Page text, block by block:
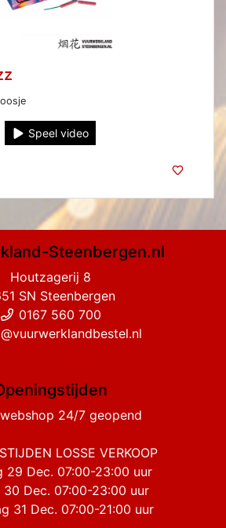
Speel video
Steenbergen.nl
Houtzagerij 8
SN Steenbergen
0167 560 700
24/7 geopend
LOSSE VERKOOP
29 Dec. 07:00-23:00 uur
30 Dec. 07:00-23:00 uur
31 Dec. 07:00-21:00 uur